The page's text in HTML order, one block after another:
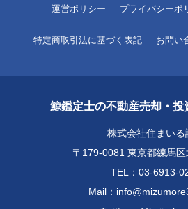
運営ポリシー プライバシーポ
特定商取引法に基づく表記 お問い
鯨鑑定士の不動産売却・投
株式会社住まいる
〒179-0081 東京都練馬
TEL：03-6913-
Mail：